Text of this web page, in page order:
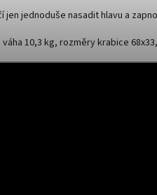
jednoduše nasadit hlavu a
10,3 kg, rozměry krabice